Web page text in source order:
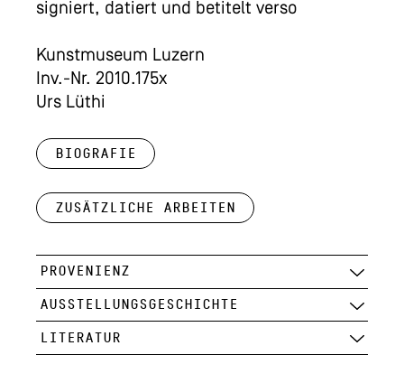
signiert, datiert und betitelt verso
Kunstmuseum Luzern
Inv.-Nr. 2010.175x
Urs Lüthi
Biografie
Zusätzliche Arbeiten
PROVENIENZ
AUSSTELLUNGSGESCHICHTE
LITERATUR